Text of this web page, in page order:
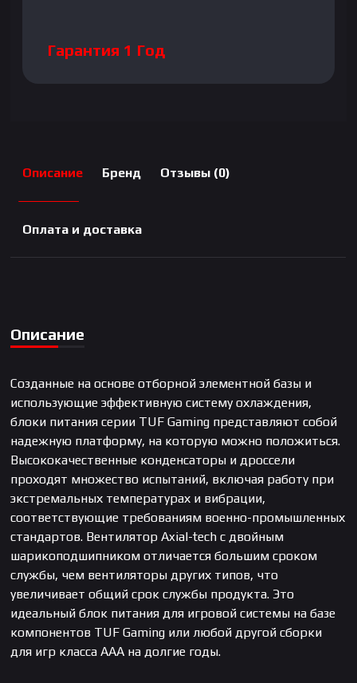
Гарантия 1 Год
Описание Бренд Отзывы (0)
Оплата и доставка
Описание
Созданные на основе отборной элементной базы и
использующие эффективную систему охлаждения,
блоки питания серии TUF Gaming представляют собой
надежную платформу, на которую можно положиться.
Высококачественные конденсаторы и дроссели
проходят множество испытаний, включая работу при
экстремальных температурах и вибрации,
соответствующие требованиям военно-промышленных
стандартов. Вентилятор Axial-tech с двойным
шарикоподшипником отличается большим сроком
службы, чем вентиляторы других типов, что
увеличивает общий срок службы продукта. Это
идеальный блок питания для игровой системы на базе
компонентов TUF Gaming или любой другой сборки
для игр класса AAA на долгие годы.